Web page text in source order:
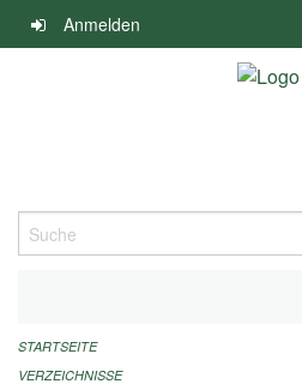
Navigation
überspringen
Anmelden
Suche
ALLGEMEINE INFORMATIONEN
STARTSEITE
VERZEICHNISSE